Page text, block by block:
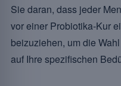
Sie daran, dass jeder
vor einer Probiotika-Kur
beizuziehen, um die
auf Ihre spezifischen